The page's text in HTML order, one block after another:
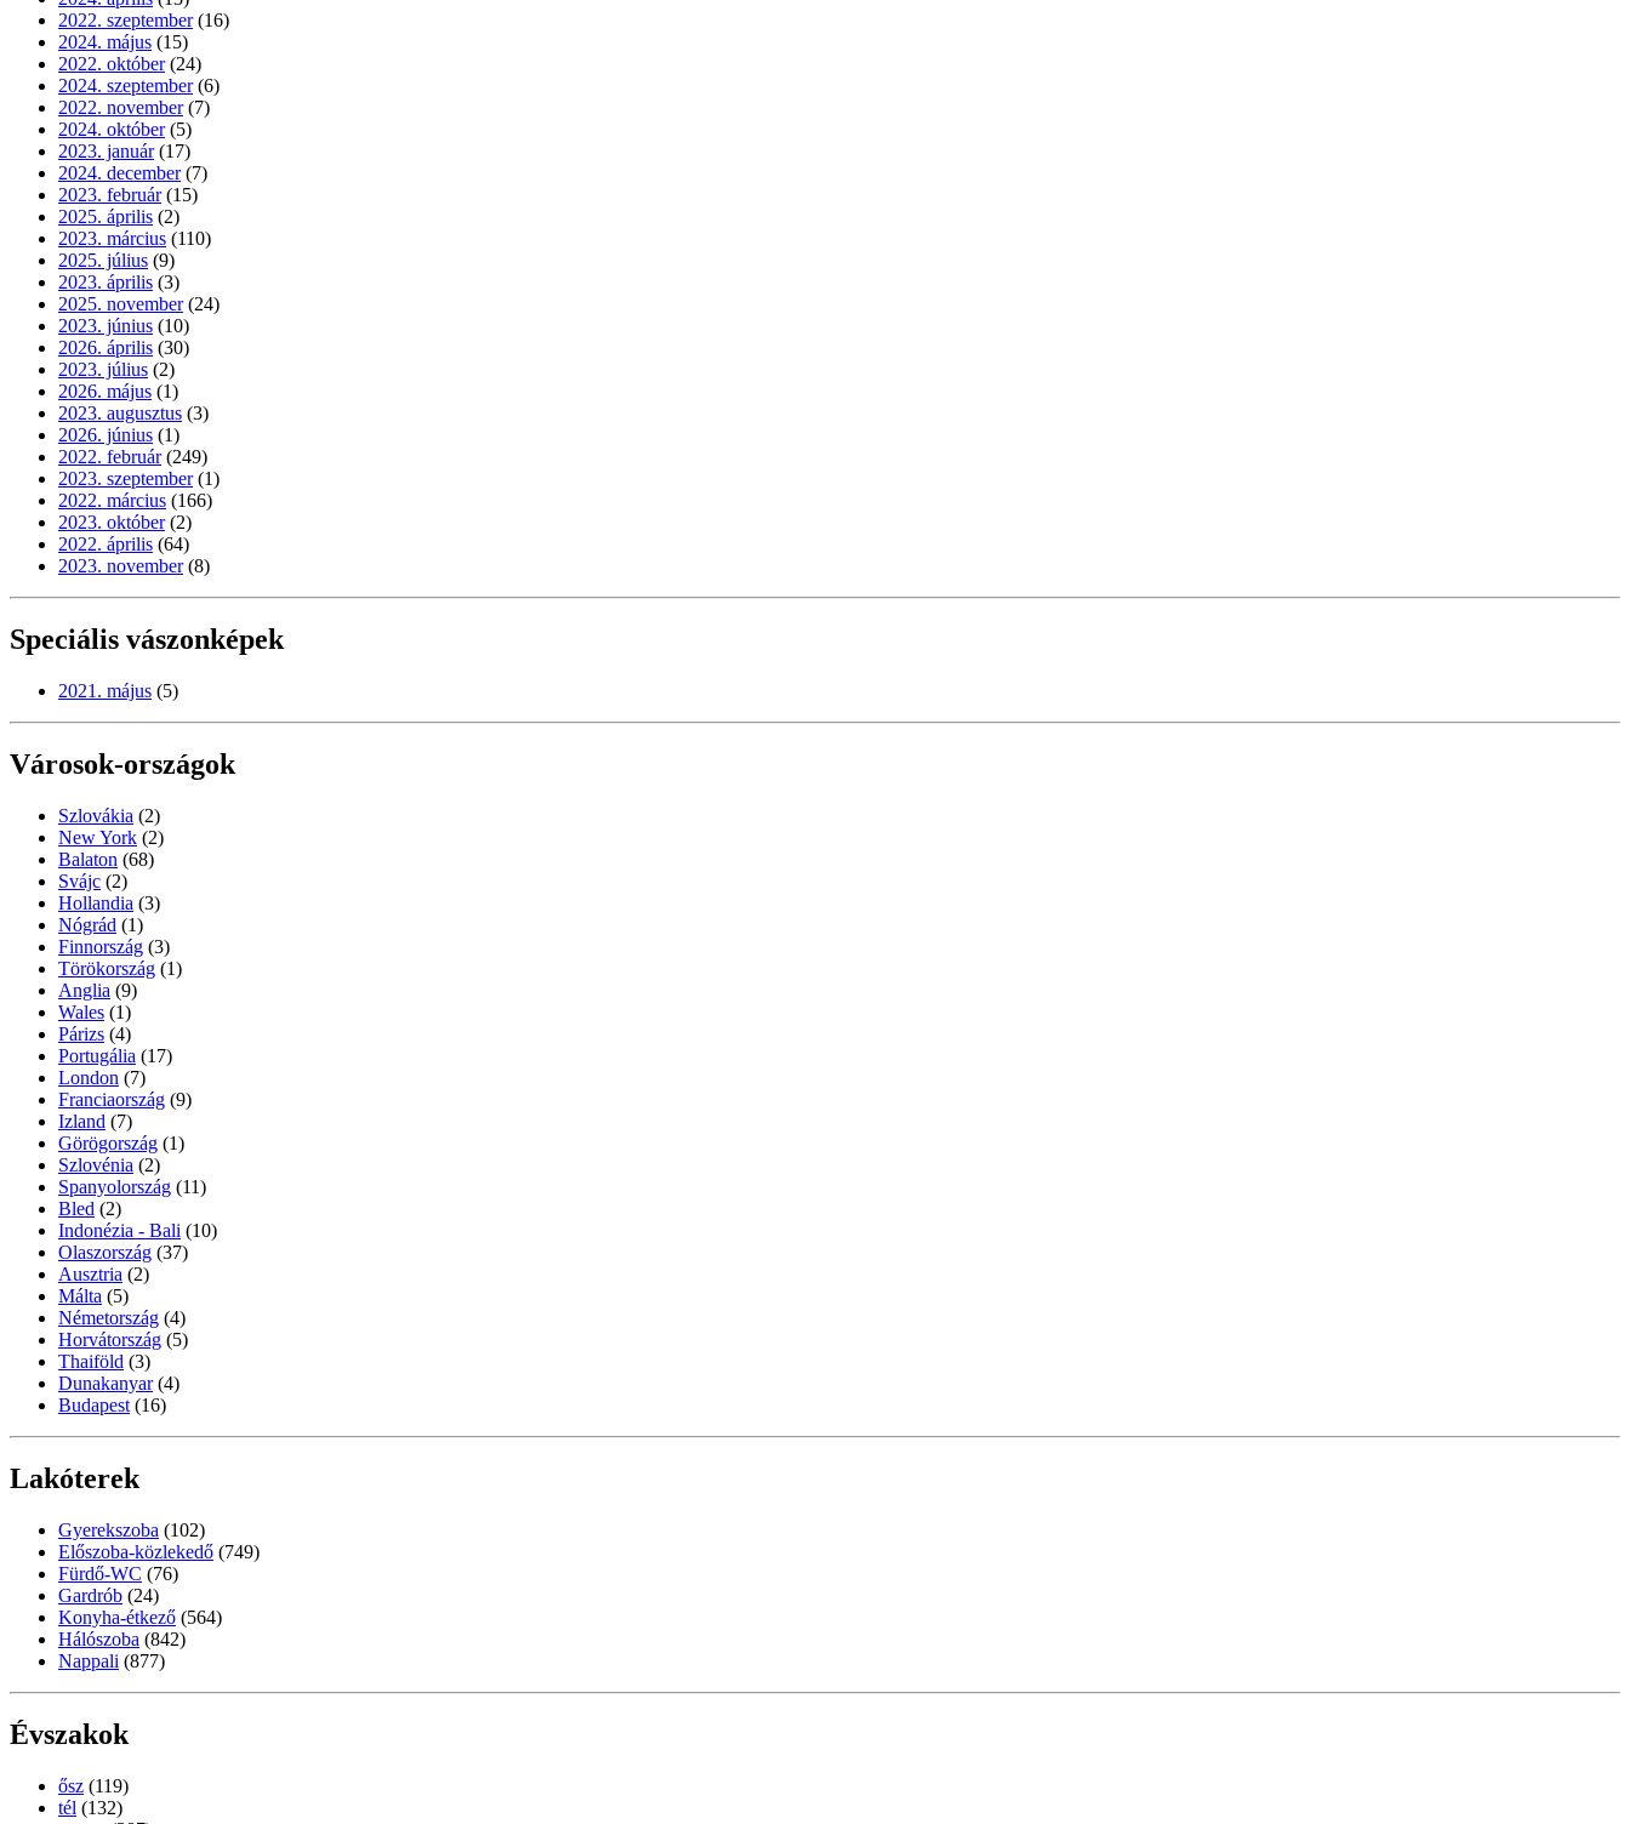
2022. szeptember (16)
2024. május (15)
2022. október (24)
2024. szeptember (6)
2022. november (7)
2024. október (5)
2023. január (17)
2024. december (7)
2023. február (15)
2025. április (2)
2023. március (110)
2025. július (9)
2023. április (3)
2025. november (24)
2023. június (10)
2026. április (30)
2023. július (2)
2026. május (1)
2023. augusztus (3)
2026. június (1)
2022. február (249)
2023. szeptember (1)
2022. március (166)
2023. október (2)
2022. április (64)
2023. november (8)
Speciális vászonképek
2021. május (5)
Városok-országok
Szlovákia (2)
New York (2)
Balaton (68)
Svájc (2)
Hollandia (3)
Nógrád (1)
Finnország (3)
Törökország (1)
Anglia (9)
Wales (1)
Párizs (4)
Portugália (17)
London (7)
Franciaország (9)
Izland (7)
Görögország (1)
Szlovénia (2)
Spanyolország (11)
Bled (2)
Indonézia - Bali (10)
Olaszország (37)
Ausztria (2)
Málta (5)
Németország (4)
Horvátország (5)
Thaiföld (3)
Dunakanyar (4)
Budapest (16)
Lakóterek
Gyerekszoba (102)
Előszoba-közlekedő (749)
Fürdő-WC (76)
Gardrób (24)
Konyha-étkező (564)
Hálószoba (842)
Nappali (877)
Évszakok
ősz (119)
tél (132)